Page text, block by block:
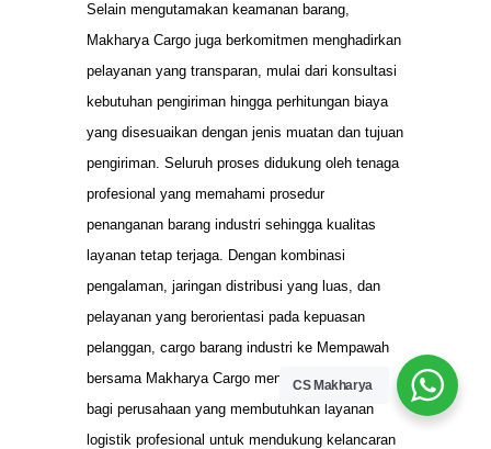
Selain mengutamakan keamanan barang,
Makharya Cargo juga berkomitmen menghadirkan
pelayanan yang transparan, mulai dari konsultasi
kebutuhan pengiriman hingga perhitungan biaya
yang disesuaikan dengan jenis muatan dan tujuan
pengiriman. Seluruh proses didukung oleh tenaga
profesional yang memahami prosedur
penanganan barang industri sehingga kualitas
layanan tetap terjaga. Dengan kombinasi
pengalaman, jaringan distribusi yang luas, dan
pelayanan yang berorientasi pada kepuasan
pelanggan, cargo barang industri ke Mempawah
bersama Makharya Cargo menjadi solusi tepat
bagi perusahaan yang membutuhkan layanan
logistik profesional untuk mendukung kelancaran
CS Makharya